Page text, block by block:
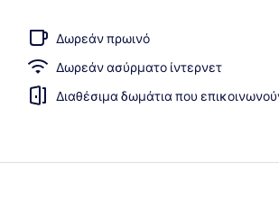
Δωρεάν πρωινό
Δωρεάν ασύρματο ίντερνετ
Διαθέσιμα δωμάτια που